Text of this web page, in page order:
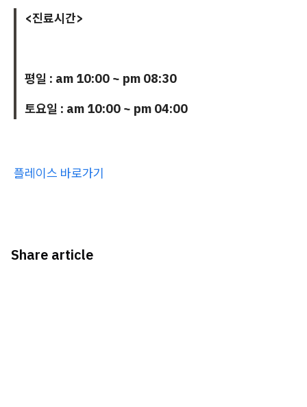
<진료시간>
평일 : am 10:00 ~ pm 08:30
토요일 : am 10:00 ~ pm 04:00
플레이스 바로가기
Share article